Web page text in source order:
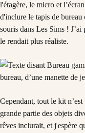
l'étagère, le micro et
d'inclure le tapis de bureau
souris dans Les Sims ! J’ai
le rendait plus réaliste.
Cependant, tout le kit
grande partie des objets
rêves inclurait, et j'espère